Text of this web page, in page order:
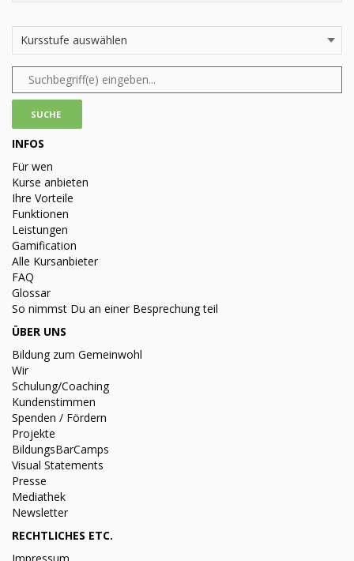
INFOS
Für wen
Kurse anbieten
Ihre Vorteile
Funktionen
Leistungen
Gamification
Alle Kursanbieter
FAQ
Glossar
So nimmst Du an einer Besprechung teil
ÜBER UNS
Bildung zum Gemeinwohl
Wir
Schulung/Coaching
Kundenstimmen
Spenden / Fördern
Projekte
BildungsBarCamps
Visual Statements
Presse
Mediathek
Newsletter
RECHTLICHES ETC.